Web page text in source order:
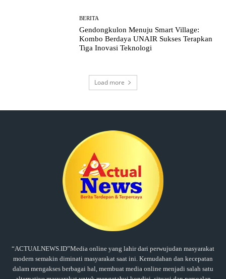
BERITA
Gendongkulon Menuju Smart Village:
Kombo Berdaya UNAIR Sukses Terapkan
Tiga Inovasi Teknologi
Load more
“ACTUALNEWS.ID”Media online yang lahir dari perwujudan masyarakat
modern semakin diminati masyarakat saat ini. Kemudahan dan kecepatan
dalam mengakses berbagai hal, membuat media online menjadi salah satu